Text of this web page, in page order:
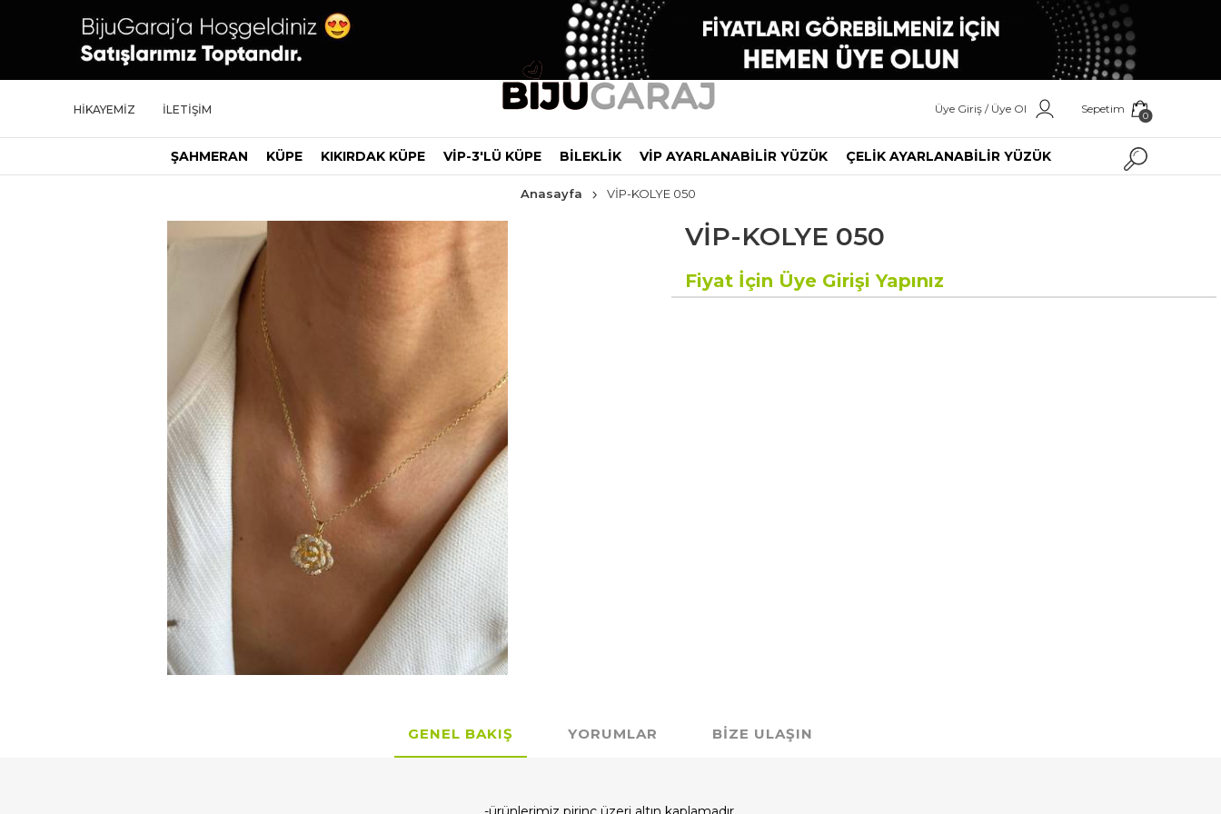
HİKAYEMİZ İLETİŞİM
ŞAHMERAN KÜPE KIKIRDAK KÜPE VİP-3'LÜ KÜPE BİLEKLİK VİP AYARLANABİLİR YÜZÜK ÇELİK AYARLANABİLİR YÜZÜK
Üye Giriş / Üye Ol Sepetim 0
Anasayfa VİP-KOLYE 050
VİP-KOLYE 050
Fiyat İçin Üye Girişi Yapınız
GENEL BAKIŞ YORUMLAR BIZE ULAŞIN